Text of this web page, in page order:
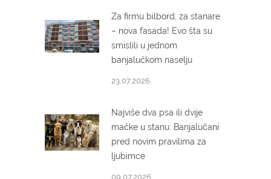
Za firmu bilbord, za stanare
– nova fasada! Evo šta su
smislili u jednom
banjalučkom naselju
23.07.2026.
Najviše dva psa ili dvije
mačke u stanu: Banjalučani
pred novim pravilima za
ljubimce
09.07.2026.